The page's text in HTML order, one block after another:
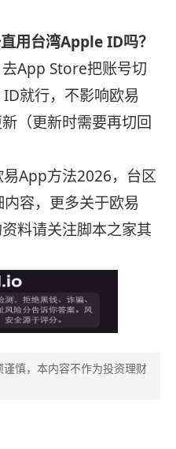
用台湾Apple ID吗？
App Store把账号切
就行，不影响欧易
（更新时需要再切回
App方法2026，台区
容，更多关于欧易
料请关注脚本之家其
慎，本内容不作为投资理财